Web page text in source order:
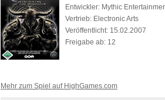
Entwickler: Mythic
Vertrieb: Electronic Arts
Veröffentlicht: 15.02.2007
Freigabe ab: 12
Mehr zum Spiel auf HighGames.com